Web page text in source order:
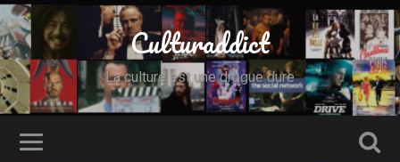
Culturaddict
La culture est une drogue dure